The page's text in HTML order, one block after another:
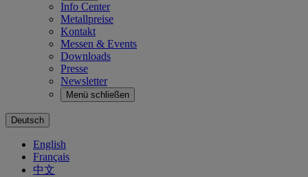
Info Center
Metallpreise
Kontakt
Messen & Events
Downloads
Presse
Newsletter
Menü schließen
Deutsch
English
Français
中文